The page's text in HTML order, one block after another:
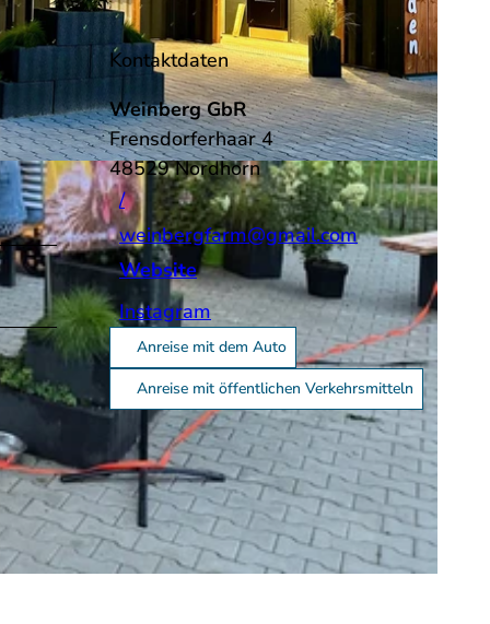
Kontaktdaten
Weinberg GbR
Frensdorferhaar 4
48529Nordhorn
/
weinbergfarm@gmail.com
Website
Instagram
Anreise mit dem Auto
Anreise mit öffentlichen Verkehrsmitteln